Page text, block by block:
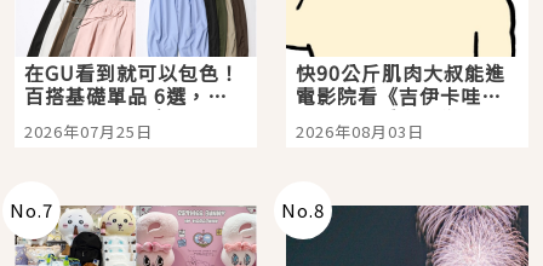
在GU看到就可以包色！
百搭基礎單品 6選，閉
眼全收也不心疼
2026年07月25日
快90公斤肌肉大叔能進
電影院看《吉伊卡哇》
嗎？日本重金屬樂團
「打首」會長與nagano
2026年08月03日
No.7 No.8